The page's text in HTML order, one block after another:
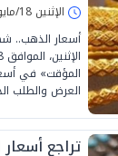
الإثنين 18/مايو/2026 - 12:32 ص
أسعار الذهب..
المؤقت» في
العرض والطلب